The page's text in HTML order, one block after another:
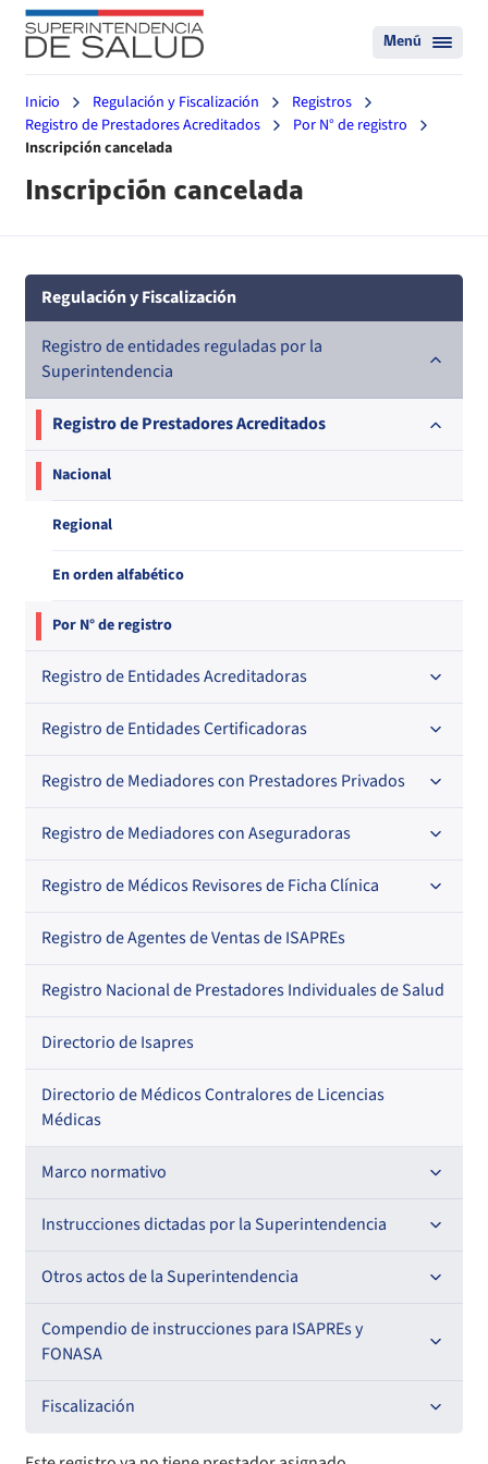
Menú
Inicio Regulación y Fiscalización
Registros
Registro de Prestadores Acreditados
Por N° de registro
Inscripción cancelada
Inscripción cancelada
Regulación y Fiscalización
Registro de entidades reguladas por la
Superintendencia
Registro de Prestadores Acreditados
Nacional
Regional
En orden alfabético
Por N° de registro
Registro de Entidades Acreditadoras
En orden alfabético
Por N° de registro
Regional
Registro de Entidades Certificadoras
Por orden alfabético
Por N° de registro
Registro de Mediadores con Prestadores Privados
Por orden alfabético
Por N° de registro
Por profesión
Regional
Registro de Mediadores con Aseguradoras
Regional
Por orden alfabético
Por profesión
Registro de Médicos Revisores de Ficha Clínica
Regional
Por orden alfabético
Por especialidad
Registro de Agentes de Ventas de ISAPREs
Registro Nacional de Prestadores Individuales de Salud
Directorio de Isapres
Directorio de Médicos Contralores de Licencias
Médicas
Marco normativo
Leyes
Decretos con Fuerza de Ley
Decretos
Instrucciones dictadas por la Superintendencia
Para ISAPREs y FONASA
Circulares
Para Prestadores Institucionales
Otros actos de la Superintendencia
Antecedentes preparatorios de normas que afecten a
EMT Ley N° 20.416
Comisión Evaluadora de Licitaciones Públicas
Convenios de colaboración
Compendio de instrucciones para ISAPREs y
FONASA
Compendio Beneficios
Compendio de Archivos Maestros
Fiscalización
Informes de fiscalización